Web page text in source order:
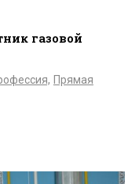
газовой
Прямая